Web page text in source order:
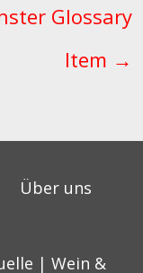
Glossary
Item →
Über uns
| Wein &